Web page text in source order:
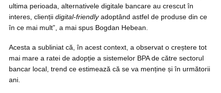
ultima perioada, alternativele digitale bancare au crescut în
interes, clienții digital-friendlyadoptând astfel de produse din ce
în ce mai mult”, a mai spus Bogdan Hebean.
Acesta a subliniat că, în acest context, a observat o creștere tot
mai mare a ratei de adopție a sistemelor BPA de către sectorul
bancar local, trend ce estimează că se va menține și în următorii
ani.